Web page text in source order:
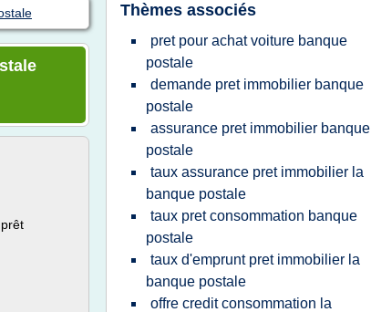
Thèmes associés
pret pour achat voiture banque
postale
demande pret immobilier banque
postale
assurance pret immobilier banque
postale
taux assurance pret immobilier la
banque postale
taux pret consommation banque
postale
taux d'emprunt pret immobilier la
banque postale
offre credit consommation la